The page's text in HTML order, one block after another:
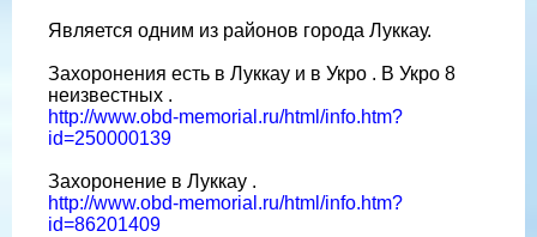
Является одним из районов города Луккау.
Захоронения есть в Луккау и в Укро . В Укро 8
неизвестных .
http://www.obd-memorial.ru/html/info.htm?
id=250000139
Захоронение в Луккау .
http://www.obd-memorial.ru/html/info.htm?
id=86201409